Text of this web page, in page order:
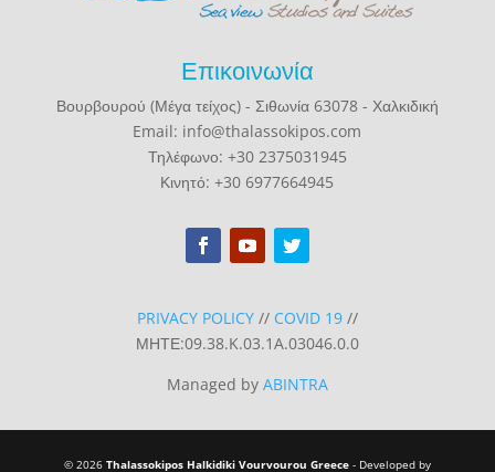
Επικοινωνία
Βουρβουρού (Μέγα τείχος) - Σιθωνία 63078 - Χαλκιδική
Email: info@thalassokipos.com
Τηλέφωνο: +30 2375031945
Κινητό: +30 6977664945
PRIVACY POLICY// COVID 19//
ΜΗΤΕ:09.38.K.03.1A.03046.0.0
Managed by ABINTRA
© 2026 Thalassokipos Halkidiki Vourvourou Greece- Developed by